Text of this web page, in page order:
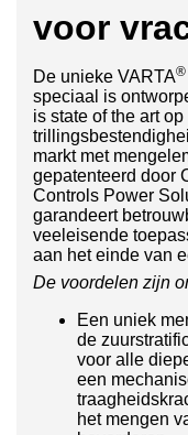
voor
De unieke VARTA®
speciaal is
is state of the art
markt met
gepatenteerd door
Controls Power
garandeert
veeleisende
aan het einde van
De voordelen zijn
Een uniek
de
voor alle
een
het mengen